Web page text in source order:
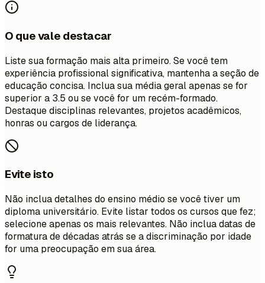
O que vale destacar
Liste sua formação mais alta primeiro. Se você tem
experiência profissional significativa, mantenha a seção de
educação concisa. Inclua sua média geral apenas se for
superior a 3.5 ou se você for um recém-formado.
Destaque disciplinas relevantes, projetos acadêmicos,
honras ou cargos de liderança.
Evite isto
Não inclua detalhes do ensino médio se você tiver um
diploma universitário. Evite listar todos os cursos que fez;
selecione apenas os mais relevantes. Não inclua datas de
formatura de décadas atrás se a discriminação por idade
for uma preocupação em sua área.